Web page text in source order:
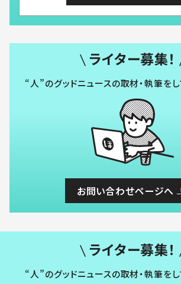
ライター募集！
“人”のグッドニュースの取材・執筆を
お問い合わせページへ
ライター募集！
“人”のグッドニュースの取材・執筆を